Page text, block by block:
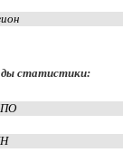
статистики: